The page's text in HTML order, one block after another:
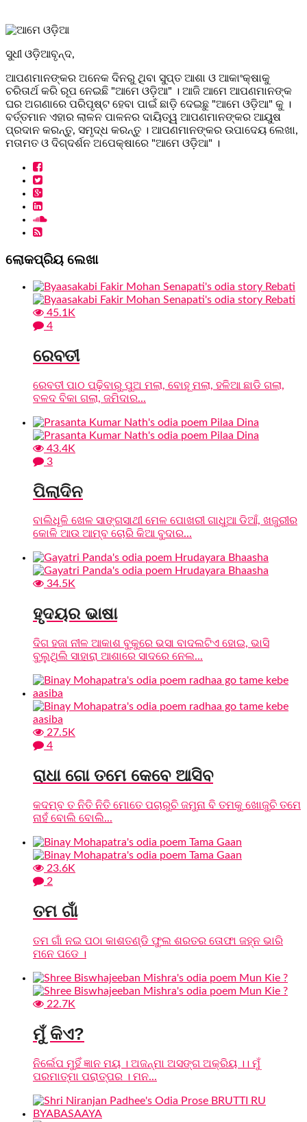
ସୁଧୀ ଓଡ଼ିଆବୃନ୍ଦ,
ଆପଣମାନଙ୍କର ଅନେକ ଦିନରୁ ଥିବା ସୁପ୍ତ ଆଶା ଓ ଆକାଂକ୍ଷାକୁ
ଚରିତାର୍ଥ କରି ରୂପ ନେଇଛି "ଆମେ ଓଡ଼ିଆ" । ଆଜି ଆମେ ଆପଣମାନଙ୍କ
ଘର ଅଗଣାରେ ପରିପୃଷ୍ଟ ହେବା ପାଇଁ ଛାଡ଼ି ଦେଇଛୁ "ଆମେ ଓଡ଼ିଆ" କୁ ।
ବର୍ତ୍ତମାନ ଏହାର ଲାଳନ ପାଳନର ଦାୟିତ୍ୱ ଆପଣମାନଙ୍କର ଆୟୁଷ
ପ୍ରଦାନ କରନ୍ତୁ, ସମୃଦ୍ଧ କରନ୍ତୁ । ଆପଣମାନଙ୍କର ଉପାଦେୟ ଲେଖା,
ମତାମତ ଓ ଦିଗ୍ଦର୍ଶନ ଅପେକ୍ଷାରେ "ଆମେ ଓଡ଼ିଆ" ।
ଲୋକପ୍ରିୟ ଲେଖା
45.1K
4
ରେବତୀ
ରେବତୀ ପାଠ ପଢ଼ିବାରୁ ପୁଅ ମଲା, ବୋହୂ ମଲା, ହଳିଆ ଛାଡି ଗଲା,
ବଳଦ ବିକା ଗଲା, ଜମିଦାର...
43.4K
3
ପିଲାଦିନ
ବାଲିଧୂଳି ଖେଳ ସାଙ୍ଗସାଥୀ ମେଳ ପୋଖରୀ ଗାଧୁଆ ଡିଆଁ, ଖଜୁରୀର
କୋଳି ଆଉ ଆମ୍ବ ଚୋରି କିଆ ବୁଦାର...
34.5K
ହୃଦୟର ଭାଷା
ଦିଗ ହଜା ନୀଳ ଆକାଶ ବୁକୁରେ ଭସା ବାଦଲଟିଏ ହୋଇ, ଭାସି
ବୁଲୁଥିଲି ସାହାରା ଆଶାରେ ସାଦରେ ନେଲ...
27.5K
4
ରାଧା ଗୋ ତମେ କେବେ ଆସିବ
କଦମ୍ବ ତ ନିତି ନିତି ମୋତେ ପଚାରୁଚି ଜମୁନା ବି ତମକୁ ଖୋଜୁଚି ତମେ
ନାହଁ ବୋଲି ବୋଲି...
23.6K
2
ତମ ଗାଁ
ତମ ଗାଁ ନଇ ପଠା କାଶତଣ୍ଡି ଫୁଲ ଶରତର ତୋଫା ଜହ୍ନ ଭାରି
ମନେ ପଡେ ।
22.7K
ମୁଁ କିଏ?
ନିର୍ଲେପ ମୁହିଁ ଜ୍ଞାନ ମୟ । ଅଜନ୍ମା ଅସଙ୍ଗ ଅକ୍ରିୟ ।। ମୁଁ
ପରମାତ୍ମା ପରାତ୍ପର । ମନ...